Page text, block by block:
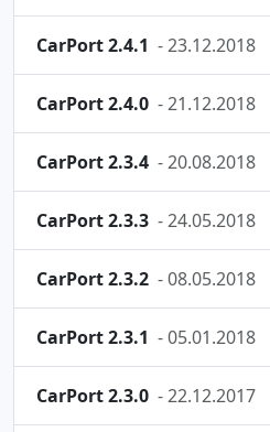
CarPort 2.4.1 - 23.12.2018
CarPort 2.4.0 - 21.12.2018
CarPort 2.3.4 - 20.08.2018
CarPort 2.3.3 - 24.05.2018
CarPort 2.3.2 - 08.05.2018
CarPort 2.3.1 - 05.01.2018
CarPort 2.3.0 - 22.12.2017